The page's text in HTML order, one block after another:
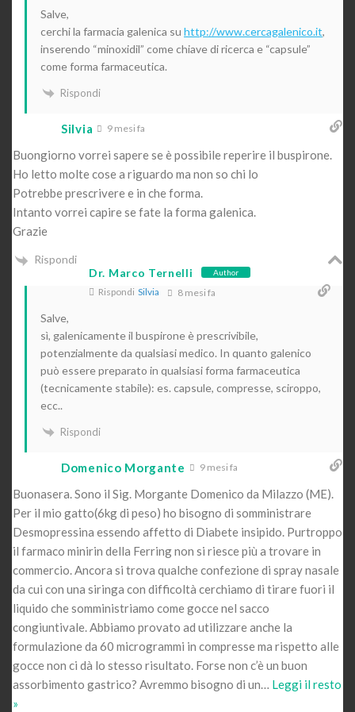
Salve,
cerchi la farmacia galenica su http://www.cercagalenico.it,
inserendo “minoxidil” come chiave di ricerca e “capsule”
come forma farmaceutica.
Rispondi
Silvia 9 mesi fa
Buongiorno vorrei sapere se è possibile reperire il buspirone.
Ho letto molte cose a riguardo ma non so chi lo
Potrebbe prescrivere e in che forma.
Intanto vorrei capire se fate la forma galenica.
Grazie
Rispondi
Dr. Marco Ternelli
Author
Rispondi Silvia 8 mesi fa
Salve,
sì, galenicamente il buspirone è prescrivibile,
potenzialmente da qualsiasi medico. In quanto galenico
può essere preparato in qualsiasi forma farmaceutica
(tecnicamente stabile): es. capsule, compresse, sciroppo,
ecc..
Rispondi
Domenico Morgante 9 mesi fa
Buonasera. Sono il Sig. Morgante Domenico da Milazzo (ME).
Per il mio gatto(6kg di peso) ho bisogno di somministrare
Desmopressina essendo affetto di Diabete insipido. Purtroppo
il farmaco minirin della Ferring non si riesce più a trovare in
commercio. Ancora si trova qualche confezione di spray nasale
da cui con una siringa con difficoltà cerchiamo di tirare fuori il
liquido che somministriamo come gocce nel sacco
congiuntivale. Abbiamo provato ad utilizzare anche la
formulazione da 60 microgrammi in compresse ma rispetto alle
gocce non ci dà lo stesso risultato. Forse non c’è un buon
assorbimento gastrico? Avremmo bisogno di un… Leggi il resto
»